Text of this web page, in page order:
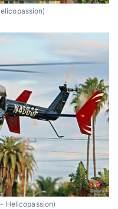
Helicopassion)